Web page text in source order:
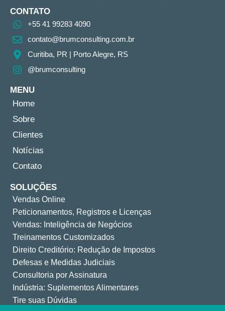
CONTATO
+55 41 99283 4090
contato@brumconsulting.com.br​
Curitiba, PR​ | Porto Alegre, RS
@brumconsulting
MENU
Home
Sobre
Clientes
Notícias
Contato
SOLUÇÕES
Vendas Online
Peticionamentos, Registros e Licenças
Vendas: Inteligência de Negócios
Treinamentos Customizados
Direito Creditório: Redução de Impostos
Defesas e Medidas Judiciais
Consultoria por Assinatura
Indústria: Suplementos Alimentares
Tire suas Dúvidas